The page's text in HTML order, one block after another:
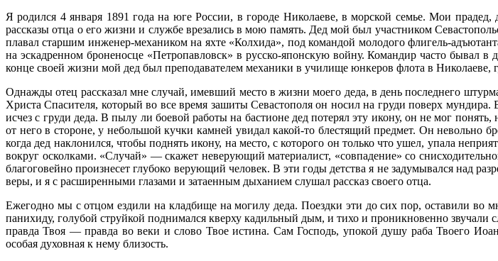
Я родился 4 января 1891 года на юге Рос­сии, в городе Николаеве, в морской семье. Мои
рассказы отца о его жизни и служ­бе врезались в мою память. Дед мой был участ­ником
плавал старшим инже­нер-механиком на яхте «Колхида», под коман­дой молодого флигель-
на эскадренном броненосце «Петропавловск» в русско-япон­скую войну. Командир часто
конце своей жизни мой дед был преподавателем ме­ханики в училище юнкеров флота в Никола­еве,
Однажды отец рассказал мне случай, имев­ший место в жизни моего деда, в день послед­него
Христа Спасителя, который во все время зашиты Севастополя он носил на груди поверх
исчез с груди деда. В пылу ли боевой работы на бастионе дед потерял эту икону, он не мог
от него в стороне, у небольшой кучки камней увидал какой-то блестящий предмет. Он невольно
когда дед наклонился, чтобы поднять икону, на ме­сто, с которого он только что ушел, упала
вокруг осколками. «Случай» — ска­жет неверующий материалист, «совпадение» со
благоговейно произнесет глубоко верующий человек. В эти годы дет­ства я не задумывался над
веры, и я с расширенными глазами и затаенным дыхани­ем слушал рассказ своего отца.
Ежегодно мы с отцом ездили на кладбище на могилу деда. Поездки эти до сих пор, оста­вили во
панихиду, голубой струйкой поднимался кверху кадильный дым, и тихо и проникновенно
правда Твоя — правда во веки и слово Твое истина. Сам Гос­подь, упокой душу раба Твоего
особая духовная к нему близость.